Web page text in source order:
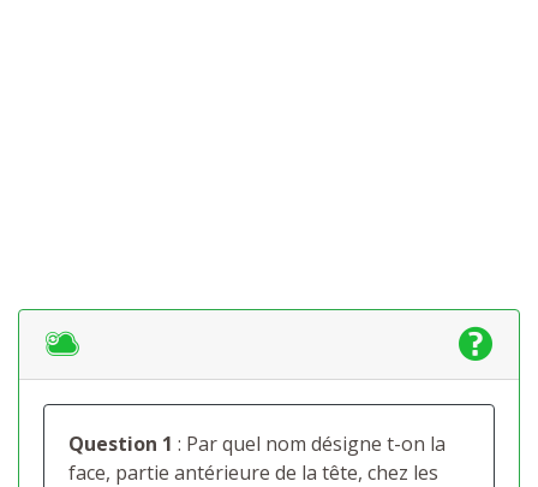
Question 1 : Par quel nom désigne t-on la
face, partie antérieure de la tête, chez les